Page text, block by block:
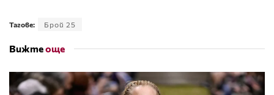
Тагове: Брой 25
Вижтеоще